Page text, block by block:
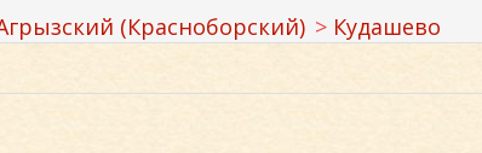
(Красноборский) Кудашево